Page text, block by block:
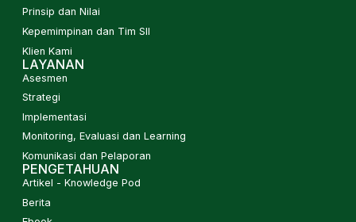
Prinsip dan Nilai
Kepemimpinan dan Tim SII
Klien Kami
LAYANAN
Asesmen
Strategi
Implementasi
Monitoring, Evaluasi dan Learning
Komunikasi dan Pelaporan
PENGETAHUAN
Artikel - Knowledge Pod
Berita